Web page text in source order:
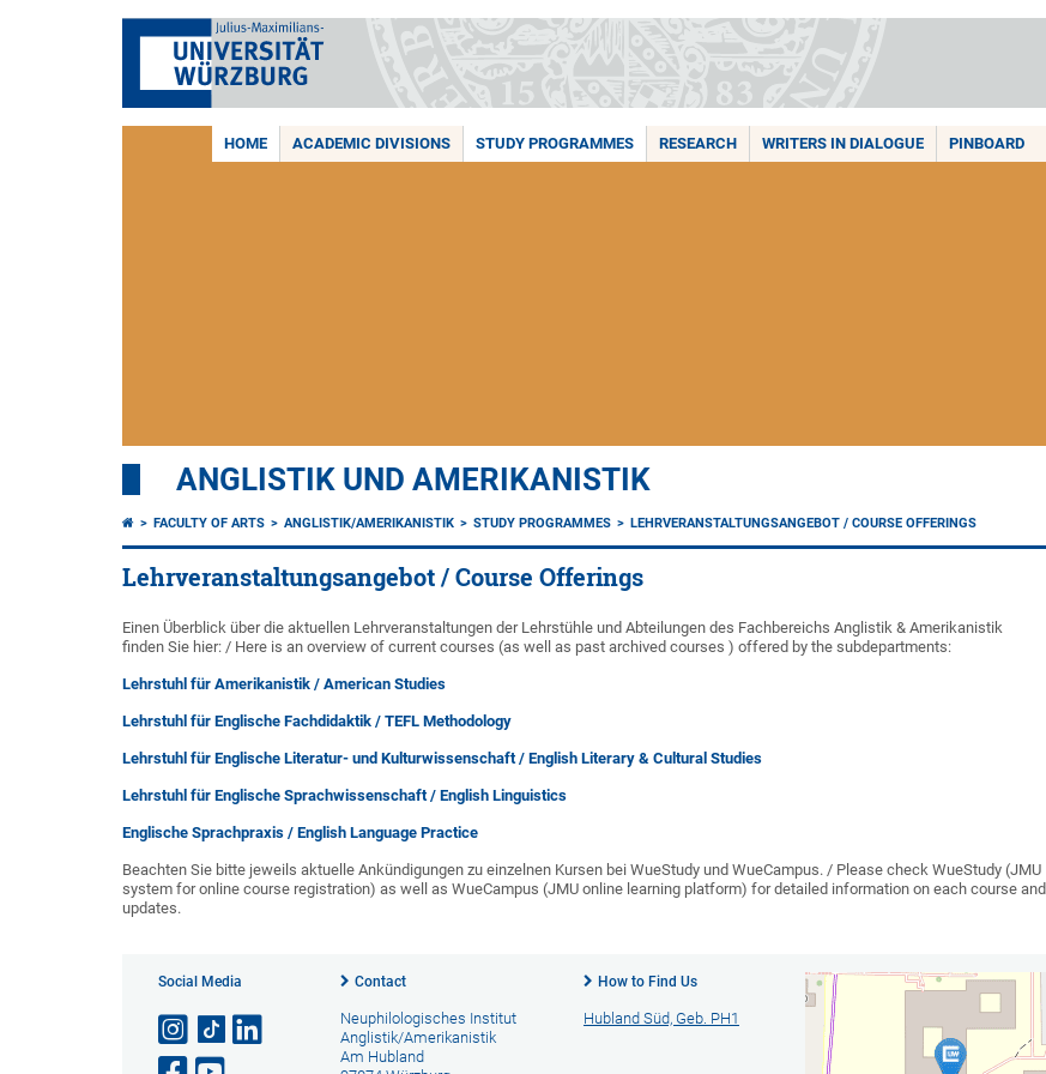
HOME ACADEMIC DIVISIONS STUDY PROGRAMMES RESEARCH WRITERS IN DIALOGUE PINBOARD
ANGLISTIK UND AMERIKANISTIK
FACULTY OF ARTS ANGLISTIK/AMERIKANISTIK STUDY PROGRAMMES LEHRVERANSTALTUNGSANGEBOT / COURSE OFFERINGS
Lehrveranstaltungsangebot / Course Offerings
Einen Überblick über die aktuellen Lehrveranstaltungen der Lehrstühle und Abteilungen des Fachbereichs Anglistik & Amerikanistik
finden Sie hier: / Here is an overview of current courses (as well as past archived courses ) offered by the subdepartments:
Lehrstuhl für Amerikanistik / American Studies
Lehrstuhl für Englische Fachdidaktik / TEFL Methodology
Lehrstuhl für Englische Literatur- und Kulturwissenschaft / English Literary & Cultural Studies
Lehrstuhl für Englische Sprachwissenschaft / English Linguistics
Englische Sprachpraxis / English Language Practice
Beachten Sie bitte jeweils aktuelle Ankündigungen zu einzelnen Kursen bei WueStudy und WueCampus. / Please check WueStudy (JMU
system for online course registration) as well as WueCampus (JMU online learning platform) for detailed information on each course and
updates.
Social Media Contact
Neuphilologisches Institut
Anglistik/Amerikanistik
Am Hubland
How to Find Us
Hubland Süd, Geb. PH1